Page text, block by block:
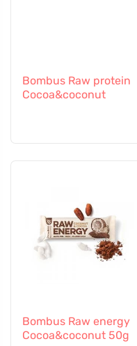
Bombus Raw protein
Cocoa&coconut
Bombus Raw energy
Cocoa&coconut 50g